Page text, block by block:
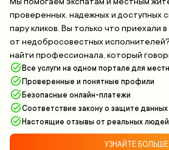
проверенных, надежных и доступных
пару кликов. Вы только что приехали
от недобросовестных
найти профессионала, который
Все услуги на одном портале для
Проверенные и понятные профили
Безопасные онлайн-платежи
Соответствие закону о защите данных
Настоящие отзывы от реальных людей
УЗНАЙТЕ БОЛЬШЕ